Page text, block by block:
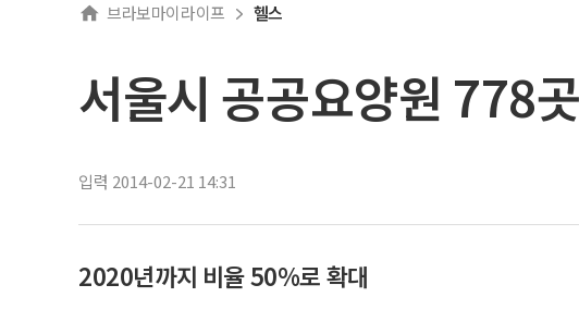
브라보마이라이프 헬스
서울시 공공요양원 778
입력 2014-02-21 14:31
2020년까지 비율 50%로 확대